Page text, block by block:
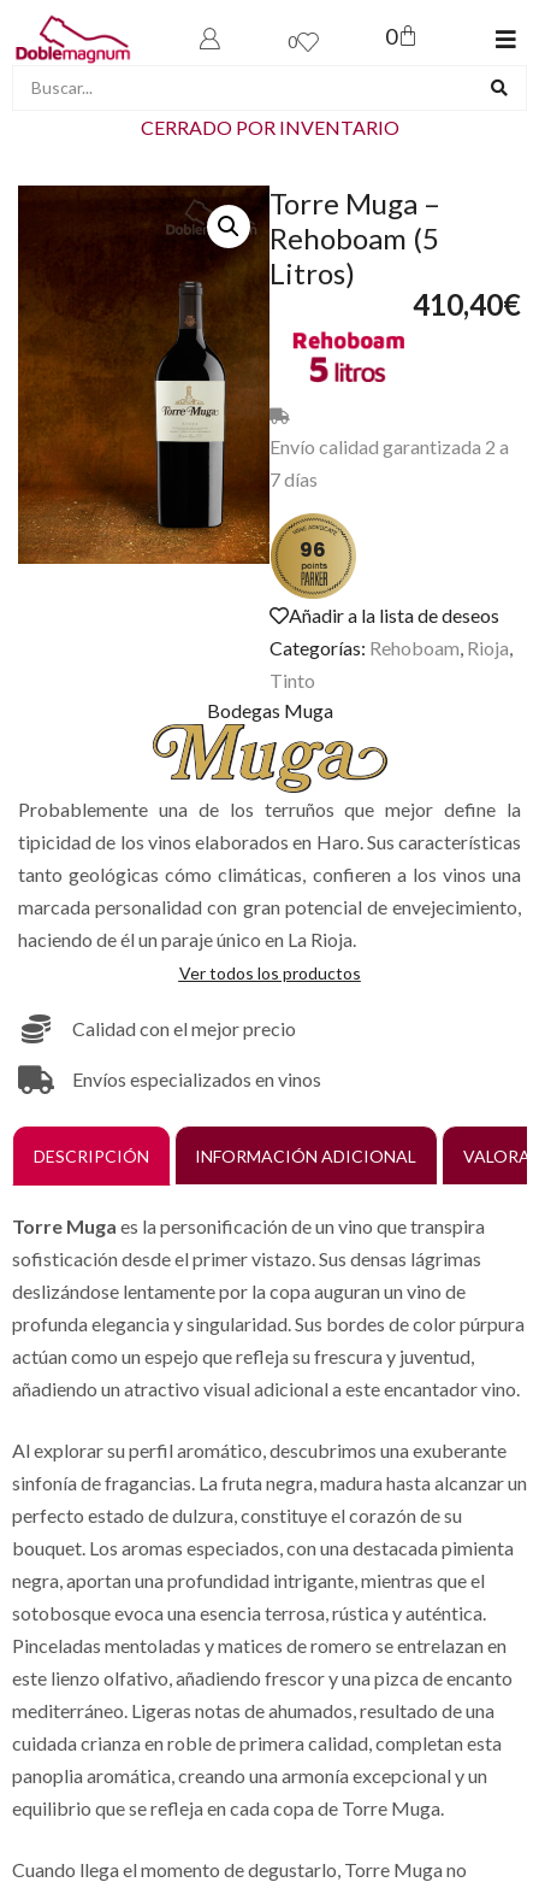
0 0
CERRADO POR INVENTARIO
Torre Muga –
Rehoboam (5
Litros)
410,40€
Envío calidad garantizada 2 a
7 días
96
Añadir a la lista de deseos
Categorías: Rehoboam, Rioja,
Tinto
Bodegas Muga
Probablemente una de los terruños que mejor define la
tipicidad de los vinos elaborados en Haro. Sus características
tanto geológicas cómo climáticas, confieren a los vinos una
marcada personalidad con gran potencial de envejecimiento,
haciendo de él un paraje único en La Rioja.
Ver todos los productos
Calidad con el mejor precio
Envíos especializados en vinos
DESCRIPCIÓN INFORMACIÓN ADICIONAL
Torre Muga es la personificación de un vino que transpira
sofisticación desde el primer vistazo. Sus densas lágrimas
deslizándose lentamente por la copa auguran un vino de
profunda elegancia y singularidad. Sus bordes de color púrpura
actúan como un espejo que refleja su frescura y juventud,
añadiendo un atractivo visual adicional a este encantador vino.
Al explorar su perfil aromático, descubrimos una exuberante
sinfonía de fragancias. La fruta negra, madura hasta alcanzar un
perfecto estado de dulzura, constituye el corazón de su
bouquet. Los aromas especiados, con una destacada pimienta
negra, aportan una profundidad intrigante, mientras que el
sotobosque evoca una esencia terrosa, rústica y auténtica.
Pinceladas mentoladas y matices de romero se entrelazan en
este lienzo olfativo, añadiendo frescor y una pizca de encanto
mediterráneo. Ligeras notas de ahumados, resultado de una
cuidada crianza en roble de primera calidad, completan esta
panoplia aromática, creando una armonía excepcional y un
equilibrio que se refleja en cada copa de Torre Muga.
Cuando llega el momento de degustarlo, Torre Muga no